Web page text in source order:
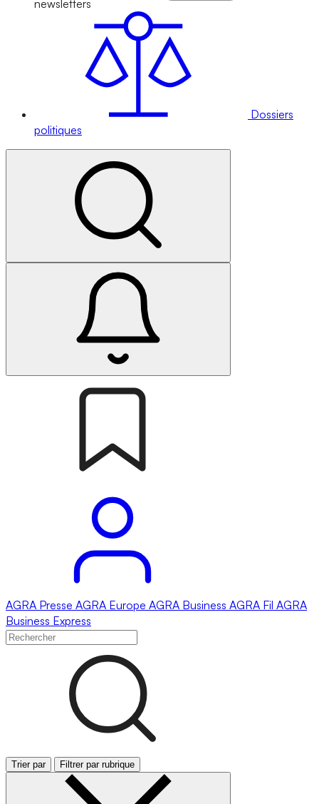
newsletters
Dossiers
politiques
AGRA Presse AGRA Europe AGRA Business AGRA Fil AGRA
Business Express
Trier par Filtrer par rubrique